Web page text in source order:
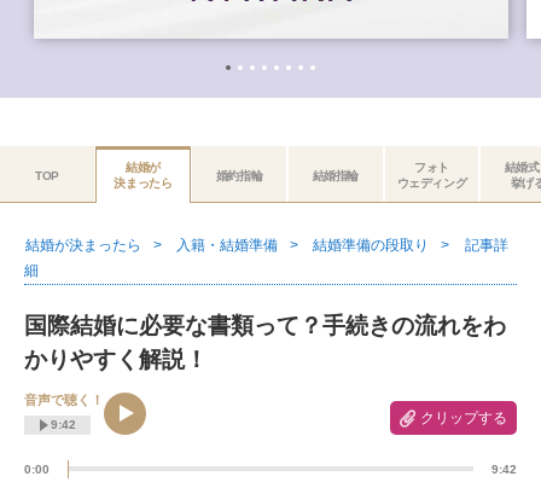
TOP
結婚が
決まったら
婚約指輪 結婚指輪
フォト
ウェディング
結婚
挙げ
結婚が決まったら 入籍・結婚準備 結婚準備の段取り
記事詳
細
国際結婚に必要な書類って？手続きの流れをわ
かりやすく解説！
クリップする
音声で聴く！
9:42
0:00 9:42